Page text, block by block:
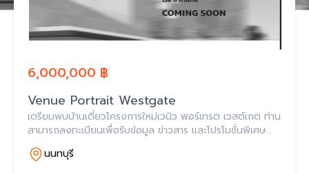
6,000,000 ฿
Venue Portrait Westgate
เตรียมพบบ้านเดี่ยวโครงการใหม่เวนิว พอร์เทรต เวสต์เกต ท่าน
สามารถลงทะเบียนเพื่อรับข้อมูล ข่าวสาร และโปรโมชั่นพิเศษ
ได้ที่นี่ เจ้าหน้าที่จะติดต่อท่านเพื่อให้ข้อมูลรายละเอียดโครงการ
และเรียนเชิญท่านมาเยี่ย
นนทบุรี